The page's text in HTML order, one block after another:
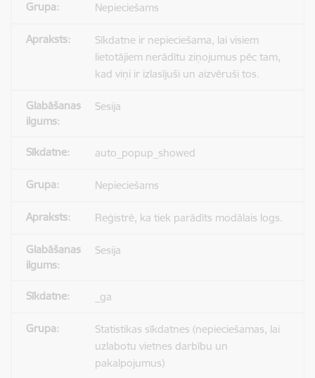
Nepieciešams
Sīkdatne ir nepieciešama, lai visiem
lietotājiem nerādītu ziņojumus pēc tam,
kad viņi ir izlasījuši un aizvēruši tos.
Sesija
auto_popup_showed
Nepieciešams
Reģistrē, ka tiek parādīts modālais logs.
Sesija
_ga
Statistikas sīkdatnes (nepieciešamas, lai
uzlabotu vietnes darbību un
pakalpojumus)